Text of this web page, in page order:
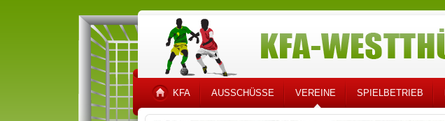
KFA AUSSCHÜSSE VEREINE SPIELBETRIEB